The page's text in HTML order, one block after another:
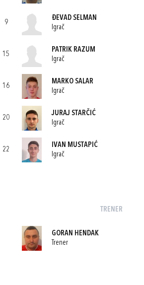
9
ĐEVAD SELMAN
Igrač
15
PATRIK RAZUM
Igrač
16
MARKO SALAR
Igrač
20
JURAJ STARČIĆ
Igrač
22
IVAN MUSTAPIĆ
Igrač
TRENER
GORAN HENDAK
Trener